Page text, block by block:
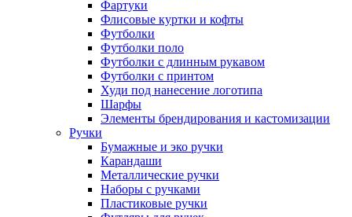
Фартуки
Флисовые куртки и кофты
Футболки
Футболки поло
Футболки с длинным рукавом
Футболки с принтом
Худи под нанесение логотипа
Шарфы
Элементы брендирования и кастомизации
Ручки
Бумажные и эко ручки
Карандаши
Металлические ручки
Наборы с ручками
Пластиковые ручки